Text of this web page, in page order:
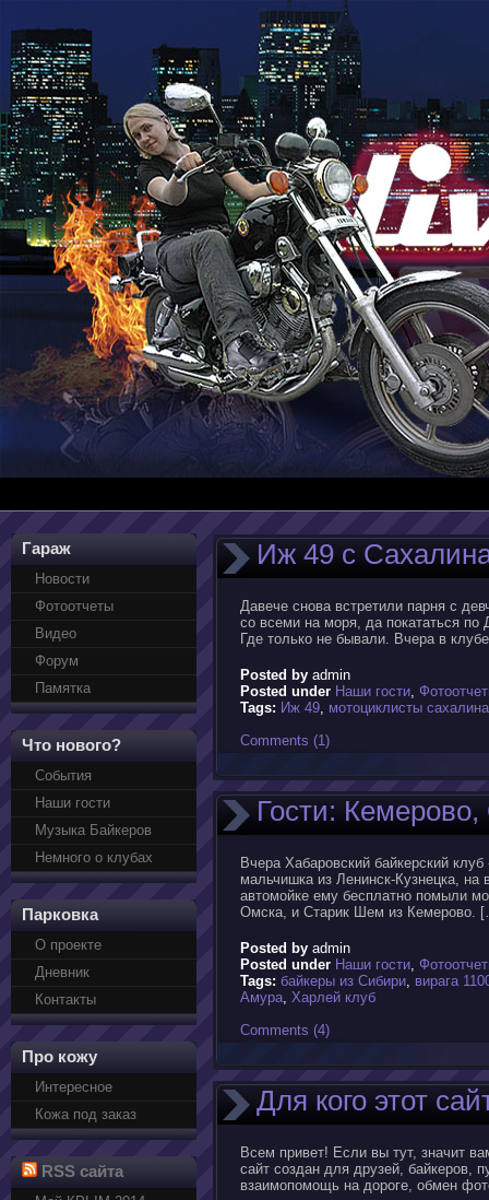
Гараж
Новости
Фотоотчеты
Видео
Форум
Памятка
Что нового?
События
Наши гости
Музыка Байкеров
Немного о клубах
Парковка
О проекте
Дневник
Контакты
Про кожу
Интересное
Кожа под заказ
RSS сайта
Иж 49 с
Давече снова встретили парня с
со всеми на моря, да покататься
Где только не бывали. Вчера в
Posted by admin
Posted under Наши гости,
Tags: Иж 49, мотоциклисты сахалина
Comments (1)
Гости:
Вчера Хабаровский байкерский
мальчишка из Ленинск-Кузнецка, на
автомойке ему бесплатно помыли
Омска, и Старик Шем из Кемерово.
Posted by admin
Posted under Наши гости,
Tags: байкеры из Сибири, вирага
Амура, Харлей клуб
Comments (4)
Для кого этот
Всем привет! Если вы тут, значит
сайт создан для друзей, байкеров,
взаимопомощь на дороге, обмен